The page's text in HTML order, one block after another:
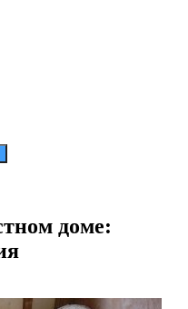
доме: